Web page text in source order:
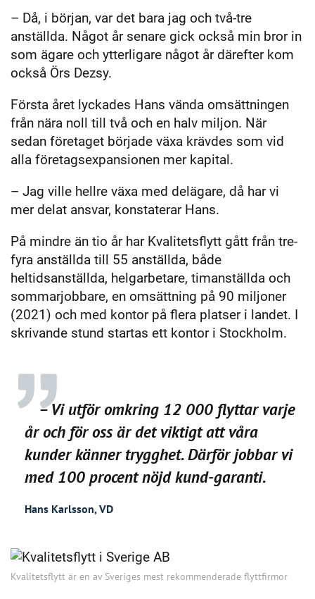
– Då, i början, var det bara jag och två-tre
anställda. Något år senare gick också min bror in
som ägare och ytterligare något år därefter kom
också Örs Dezsy.
Första året lyckades Hans vända omsättningen
från nära noll till två och en halv miljon. När
sedan företaget började växa krävdes som vid
alla företagsexpansionen mer kapital.
– Jag ville hellre växa med delägare, då har vi
mer delat ansvar, konstaterar Hans.
På mindre än tio år har Kvalitetsflytt gått från tre-
fyra anställda till 55 anställda, både
heltidsanställda, helgarbetare, timanställda och
sommarjobbare, en omsättning på 90 miljoner
(2021) och med kontor på flera platser i landet. I
skrivande stund startas ett kontor i Stockholm.
– Vi utför omkring 12 000 flyttar varje
år och för oss är det viktigt att våra
kunder känner trygghet. Därför jobbar vi
med 100 procent nöjd kund-garanti.
Hans Karlsson, VD
Kvalitetsflytt är en av Sveriges mest rekommenderade flyttfirmor